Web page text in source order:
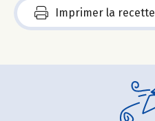
Imprimer la recette